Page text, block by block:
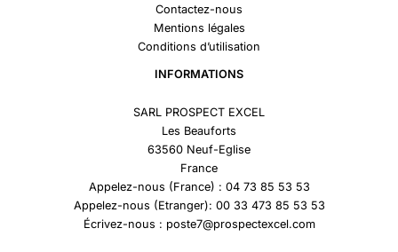
Contactez-nous
Mentions légales
Conditions d’utilisation
INFORMATIONS
SARL PROSPECT EXCEL
Les Beauforts
63560 Neuf-Eglise
France
Appelez-nous (France) : 04 73 85 53 53
Appelez-nous (Etranger): 00 33 473 85 53 53
Écrivez-nous : poste7@prospectexcel.com